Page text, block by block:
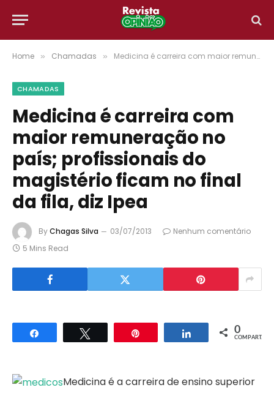
Home » Chamadas » Medicina é carreira com maior remuneração no país; profissionais do magistério ficam no final da fila, diz Ipea
CHAMADAS
Medicina é carreira com
maior remuneração no
país; profissionais do
magistério ficam no final
da fila, diz Ipea
ByChagas Silva 03/07/2013
Nenhum comentário
5 Mins Read
Compartilhar Compartilhar
0
COMPART.
Medicina é a carreira de ensino superior